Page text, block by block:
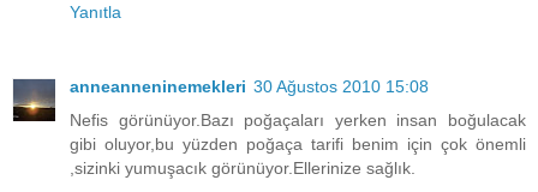
Yanıtla
anneanneninemekleri 30 Ağustos 2010 15:08
Nefis görünüyor.Bazı poğaçaları yerken insan boğulacak
gibi oluyor,bu yüzden poğaça tarifi benim için çok önemli
,sizinki yumuşacık görünüyor.Ellerinize sağlık.